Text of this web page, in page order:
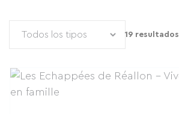
19 resultados